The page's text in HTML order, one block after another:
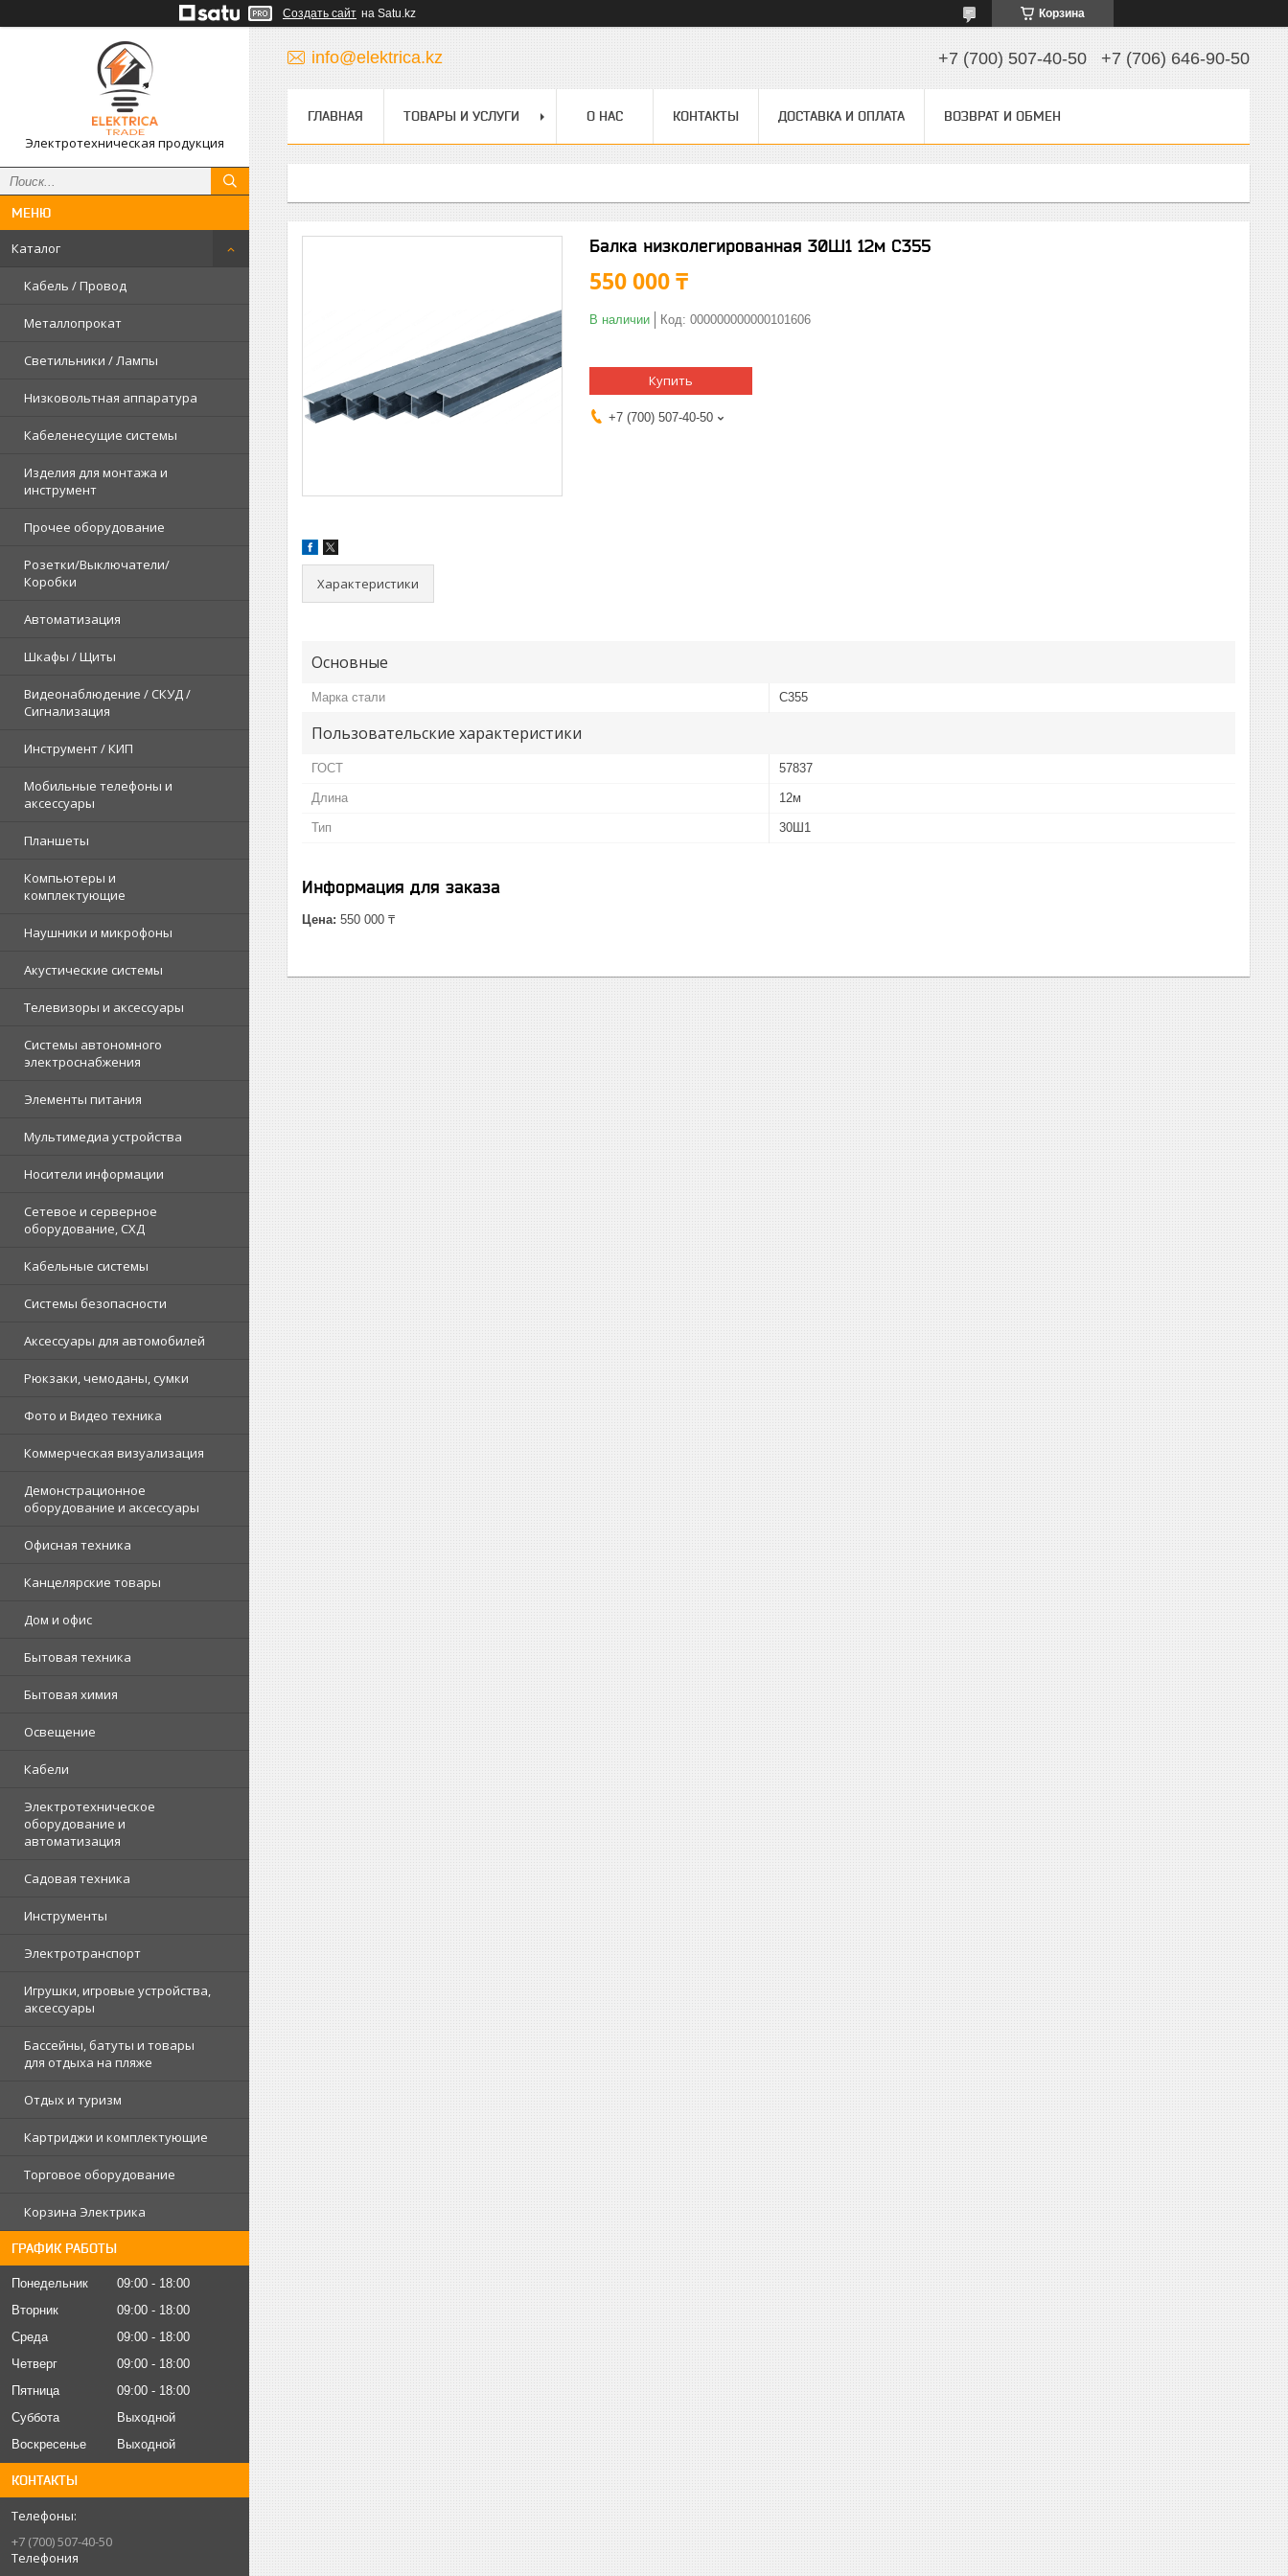
Создать сайт на Satu.kz Корзина
Электротехническая продукция
Каталог
Кабель / Провод
Металлопрокат
Светильники / Лампы
Низковольтная аппаратура
Кабеленесущие системы
Изделия для монтажа и
инструмент
Прочее оборудование
Розетки/Выключатели/
Коробки
Автоматизация
Шкафы / Щиты
Видеонаблюдение / СКУД /
Сигнализация
Инструмент / КИП
Мобильные телефоны и
аксессуары
Планшеты
Компьютеры и
комплектующие
Наушники и микрофоны
Акустические системы
Телевизоры и аксессуары
Системы автономного
электроснабжения
Элементы питания
Мультимедиа устройства
Носители информации
Сетевое и серверное
оборудование, СХД
Кабельные системы
Системы безопасности
Аксессуары для автомобилей
Рюкзаки, чемоданы, сумки
Фото и Видео техника
Коммерческая визуализация
Демонстрационное
оборудование и аксессуары
Офисная техника
Канцелярские товары
Дом и офис
Бытовая техника
Бытовая химия
Освещение
Кабели
Электротехническое
оборудование и
автоматизация
Садовая техника
Инструменты
Электротранспорт
Игрушки, игровые устройства,
аксессуары
Бассейны, батуты и товары
для отдыха на пляже
Отдых и туризм
Картриджи и комплектующие
Торговое оборудование
Корзина Электрика
ГРАФИК РАБОТЫ
Понедельник 09:00
18:00
Вторник
09:00
18:00
Среда
09:00
18:00
Четверг
09:00
18:00
Пятница
09:00
18:00
Суббота
Выходной
Воскресенье
Выходной
КОНТАКТЫ
+7 (700) 507-40-50
Телефония
info@elektrica.kz +7 (700) 507-40-50 +7 (706) 646-90-50
ГЛАВНАЯ ТОВАРЫ И УСЛУГИ О НАС КОНТАКТЫ ДОСТАВКА И ОПЛАТА ВОЗВРАТ И ОБМЕН
Балка низколегированная 30Ш1 12м С355
550 000 ₸
В наличии Код: 000000000000101606
Купить
+7 (700) 507-40-50
Характеристики
Основные
Марка стали С355
Пользовательские характеристики
ГОСТ 57837
Длина 12м
Тип 30Ш1
Информация для заказа
Цена: 550 000 ₸